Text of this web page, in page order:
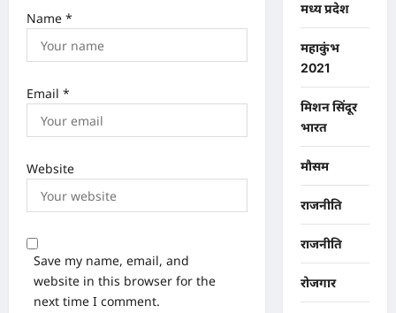
Name *
Email *
Website
Save my name, email, and
website in this browser for the
next time I comment.
मध्य प्रदेश
महाकुंभ
2021
मिशन सिंदूर
भारत
मौसम
राजनीति
राजनीति
रोजगार